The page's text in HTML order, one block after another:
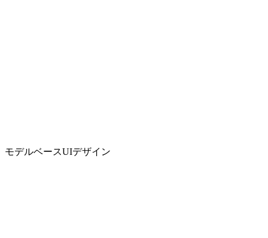
モデルベースUIデザイン